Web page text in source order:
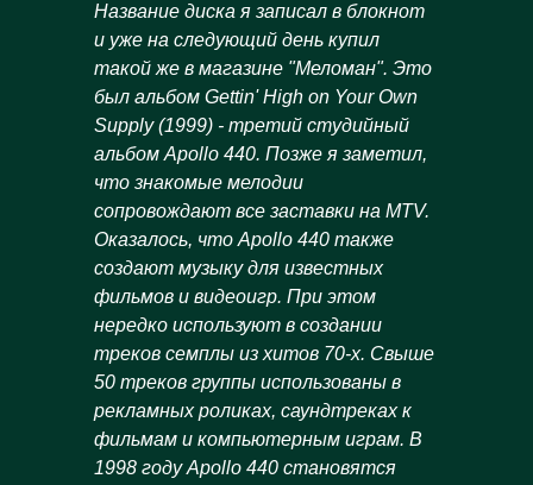
Название диска я записал в блокнот
и уже на следующий день купил
такой же в магазине "Меломан". Это
был альбом Gettin' High on Your Own
Supply (1999) - третий студийный
альбом Apollo 440. Позже я заметил,
что знакомые мелодии
сопровождают все заставки на MTV.
Оказалось, что Apollo 440 также
создают музыку для известных
фильмов и видеоигр. При этом
нередко используют в создании
треков семплы из хитов 70-х. Свыше
50 треков группы использованы в
рекламных роликах, саундтреках к
фильмам и компьютерным играм. В
1998 году Apollo 440 становятся